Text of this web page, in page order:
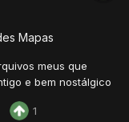
Mapas
meus que
e bem nostálgico
aqueles que
1